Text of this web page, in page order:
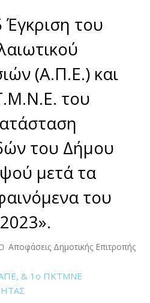
του
(Α.Π.Ε.) και
του
του Δήμου
μετά τα
του
Αποφάσεις Δημοτικής Επιτροπής
& 1ο ΠΚΤΜΝΕ